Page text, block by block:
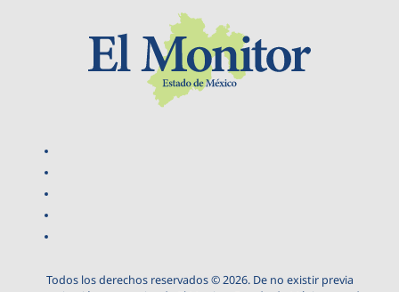
Todos los derechos reservados © 2026. De no existir previa